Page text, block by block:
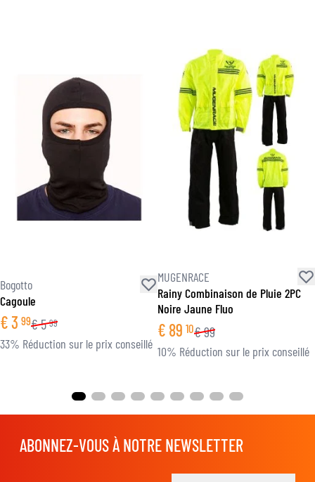
Bogotto
Cagoule
€3 99€5 99
33% Réduction sur le prix conseillé
MUGENRACE
Rainy Combinaison de Pluie 2PC
Noire Jaune Fluo
€ 89 10€99
10% Réduction sur le prix conseillé
ABONNEZ-VOUS À NOTRE NEWSLETTER